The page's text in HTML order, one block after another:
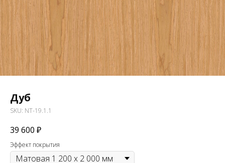
Дуб
SKU: NT-19.1.1
39 600 ₽
Эффект покрытия